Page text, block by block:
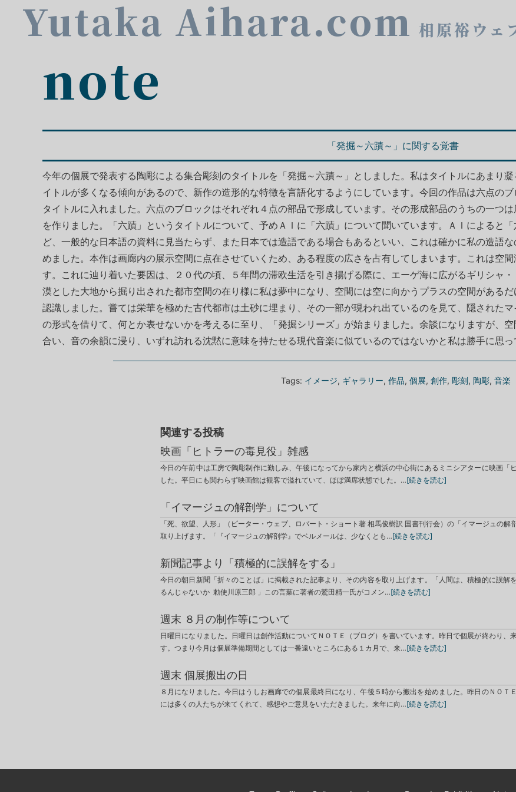
Yutaka Aihara.com 相原裕ウェ
note
「発掘～六蹟～」に関する覚書
今年の個展で発表する陶彫による集合彫刻のタイトルを「発掘～六蹟～」としました。私はタイトルにあまり
イトルが多くなる傾向があるので、新作の造形的な特徴を言語化するようにしています。今回の作品は六点の
タイトルに入れました。六点のブロックはそれぞれ４点の部品で形成しています。その形成部品のうちの一つ
を作りました。「六蹟」というタイトルについて、予めＡＩに「六蹟」について聞いています。ＡＩによると
ど、一般的な日本語の資料に見当たらず、また日本では造語である場合もあるといい、これは確かに私の造語
めました。本作は画廊内の展示空間に点在させていくため、ある程度の広さを占有してしまいます。これは空
す。これに辿り着いた要因は、２０代の頃、５年間の滞欧生活を引き揚げる際に、エーゲ海に広がるギリシャ
漠とした大地から掘り出された都市空間の在り様に私は夢中になり、空間には空に向かうプラスの空間がある
認識しました。嘗ては栄華を極めた古代都市は土砂に埋まり、その一部が現われ出ているのを見て、隠された
の形式を借りて、何とか表せないかを考えるに至り、「発掘シリーズ」が始まりました。余談になりますが、
合い、音の余韻に浸り、いずれ訪れる沈黙に意味を持たせる現代音楽に似ているのではないかと私は勝手に思っ
Tags: イメージ, ギャラリー, 作品, 個展, 創作, 彫刻, 陶彫, 音楽
関連する投稿
映画「ヒトラーの毒見役」雑感
今日の午前中は工房で陶彫制作に勤しみ、午後になってから家内と横浜の中心街にあるミニシアターに映画「
した。平日にも関わらず映画館は観客で溢れていて、ほぼ満席状態でした。…[続きを読む]
「イマージュの解剖学」について
「死、欲望、人形」（ピーター・ウェブ、ロバート・ショート著 相馬俊樹訳 国書刊行会）の「イマージュの解
取り上げます。「『イマージュの解剖学』でベルメールは、少なくとも…[続きを読む]
新聞記事より「積極的に誤解をする」
今日の朝日新聞「折々のことば」に掲載された記事より、その内容を取り上げます。「人間は、積極的に誤解
るんじゃないか 勅使川原三郎 」この言葉に著者の鷲田精一氏がコメン…[続きを読む]
週末 ８月の制作等について
日曜日になりました。日曜日は創作活動についてＮＯＴＥ（ブログ）を書いています。昨日で個展が終わり、
す。つまり今月は個展準備期間としては一番遠いところにある１カ月で、来…[続きを読む]
週末 個展搬出の日
８月になりました。今日はうしお画廊での個展最終日になり、午後５時から搬出を始めました。昨日のＮＯＴ
には多くの人たちが来てくれて、感想やご意見をいただきました。来年に向…[続きを読む]